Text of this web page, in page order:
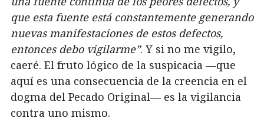
que esta fuente está constantemente generando
nuevas manifestaciones de estos defectos,
entonces debo vigilarme”. Y si no me vigilo,
caeré. El fruto lógico de la suspicacia —que
aquí es una consecuencia de la creencia en el
dogma del Pecado Original— es la vigilancia
contra uno mismo.